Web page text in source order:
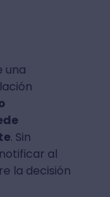
una
. Sin
al
la decisión